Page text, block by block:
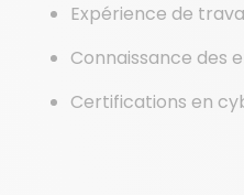
Expérience de
Connaissance des
Certifications en